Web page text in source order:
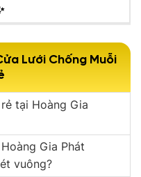
Lưới Chống Muỗi
tại Hoàng Gia
Gia Phát
vuông?